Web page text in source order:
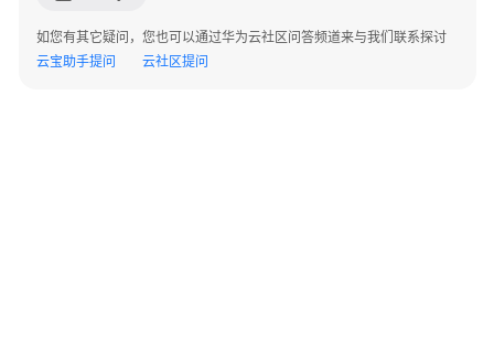
安
全
如您有其它疑问，您也可以通过华为云社区问答频道来与我们联系探讨
云宝助手提问
云社区提问